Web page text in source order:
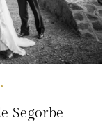
Segorbe